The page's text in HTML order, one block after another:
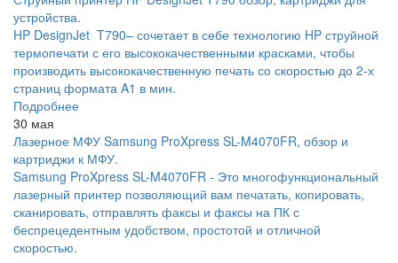
устройства.
HP DesignJet T790– сочетает в себе технологию HP струйной
термопечати с его высококачественными красками, чтобы
производить высококачественную печать со скоростью до 2-х
страниц формата A1 в мин.
Подробнее
30 мая
Лазерное МФУ Samsung ProXpress SL-M4070FR, обзор и
картриджи к МФУ.
Samsung ProXpress SL-M4070FR - Это многофункциональный
лазерный принтер позволяющий вам печатать, копировать,
сканировать, отправлять факсы и факсы на ПК с
беспрецедентным удобством, простотой и отличной
скоростью.